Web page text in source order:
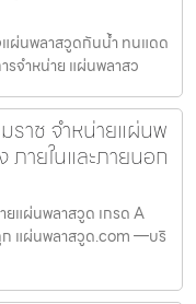
ผ่นพลาสวูดกันน้ำ ทนแดด
จำหน่าย แผ่นพลาสว
ราช จำหน่ายแผ่นพ
ภายในและภายนอก
ยแผ่นพลาสวูด เกรด A
ก แผ่นพลาสวูด.com —บริ